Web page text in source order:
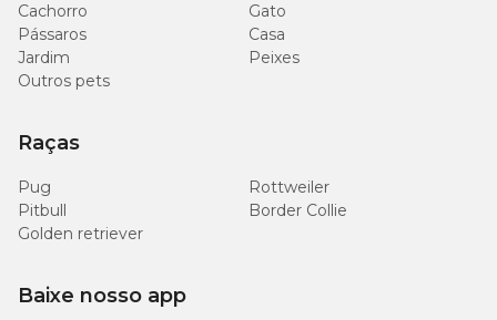
Cachorro
Gato
Pássaros
Casa
Jardim
Peixes
Outros pets
Raças
Pug
Rottweiler
Pitbull
Border Collie
Golden retriever
Baixe nosso app